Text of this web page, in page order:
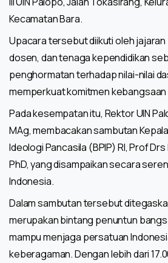
Kecamatan Bara.
Upacara tersebut diikuti oleh
dosen, dan tenaga kependidikan
penghormatan terhadap nilai-nilai
memperkuat komitmen kebangsaan
Pada kesempatan itu, Rektor UIN
MAg, membacakan sambutan
Ideologi Pancasila (BPIP) RI, Prof Drs
PhD, yang disampaikan secara
Indonesia.
Dalam sambutan tersebut
merupakan bintang penuntun
mampu menjaga persatuan
keberagaman. Dengan lebih dari